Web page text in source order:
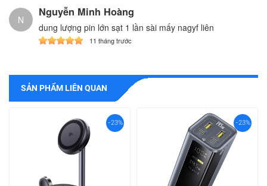
N
Nguyễn Minh Hoàng
dung lượng pin lớn sạt 1 lần sài mấy nagyf liên
11 tháng trước
SẢN PHẨM LIÊN QUAN
-23% -23%